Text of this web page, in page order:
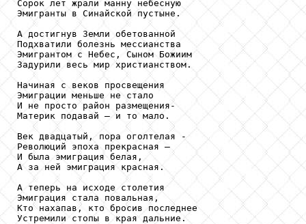
Сорок лет жрали манну небесную
Эмигранты в Синайской пустыне.
А достигнув Земли обетованной
Подхватили болезнь мессианства
Эмигрантом с Небес, Сыном Божиим
Задурили весь мир христианством.
Начиная с веков просвещения
Эмиграции меньше не стало
И не просто район размещения-
Материк подавай – и то мало.
Век двадцатый, пора оголтелая -
Революций эпоха прекрасная –
И была эмиграция белая,
А за ней эмиграция красная.
А теперь на исходе столетия
Эмиграция стала повальная,
Кто нахапав, кто бросив последнее
Устремили стопы в края дальние.